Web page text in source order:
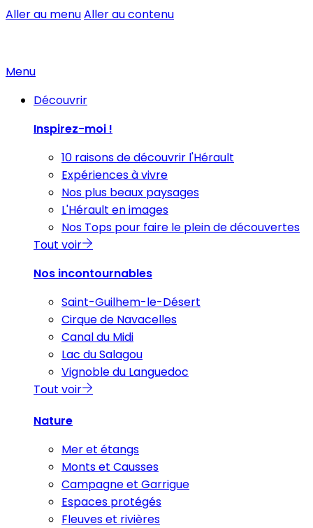
Aller au menuAller au contenu
Menu
Découvrir
Inspirez-moi !
10 raisons de découvrir l'Hérault
Expériences à vivre
Nos plus beaux paysages
L'Hérault en images
Nos Tops pour faire le plein de découvertes
Tout voir
Nos incontournables
Saint-Guilhem-le-Désert
Cirque de Navacelles
Canal du Midi
Lac du Salagou
Vignoble du Languedoc
Tout voir
Nature
Mer et étangs
Monts et Causses
Campagne et Garrigue
Espaces protégés
Fleuves et rivières